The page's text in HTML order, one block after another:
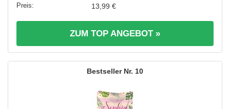
13,99 €
ZUM TOP ANGEBOT »
10